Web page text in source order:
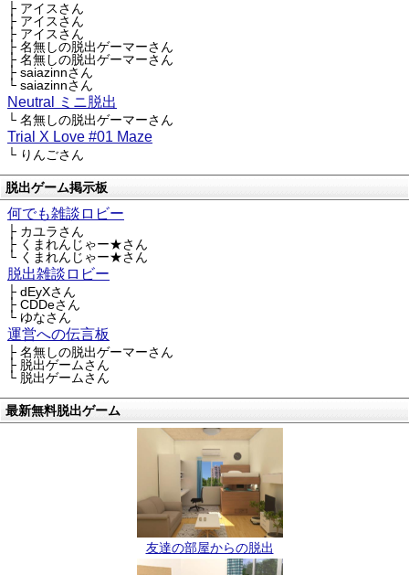
├ アイスさん
├ アイスさん
├ アイスさん
├ 名無しの脱出ゲーマーさん
├ 名無しの脱出ゲーマーさん
├ saiazinnさん
└ saiazinnさん
Neutral ミニ脱出
└ 名無しの脱出ゲーマーさん
Trial X Love #01 Maze
└ りんごさん
脱出ゲーム掲示板
何でも雑談ロビー
├ カユラさん
├ くまれんじゃー★さん
└ くまれんじゃー★さん
脱出雑談ロビー
├ dEyXさん
├ CDDeさん
└ ゆなさん
運営への伝言板
├ 名無しの脱出ゲーマーさん
├ 脱出ゲームさん
└ 脱出ゲームさん
最新無料脱出ゲーム
友達の部屋からの脱出